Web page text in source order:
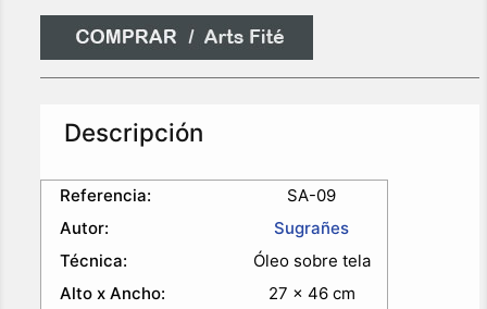
Descripción
Referencia:
SA-09
Autor:
Sugrañes
Técnica:
Óleo sobre tela
Alto x Ancho:
27 x 46 cm